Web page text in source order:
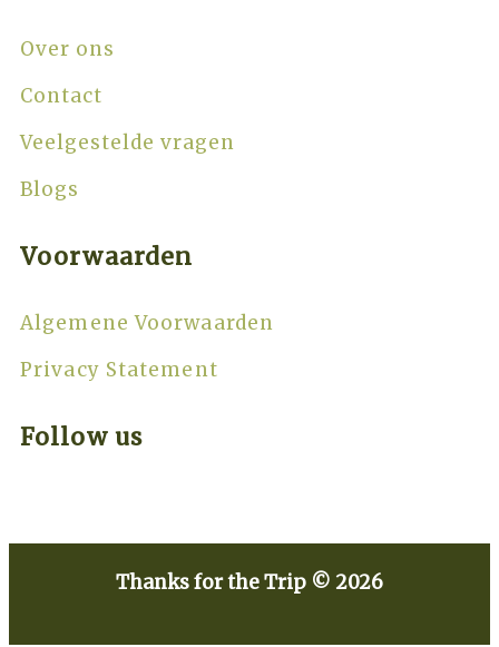
Over ons
Contact
Veelgestelde vragen
Blogs
Voorwaarden
Algemene Voorwaarden
Privacy Statement
Follow us
Thanks for the Trip © 2026